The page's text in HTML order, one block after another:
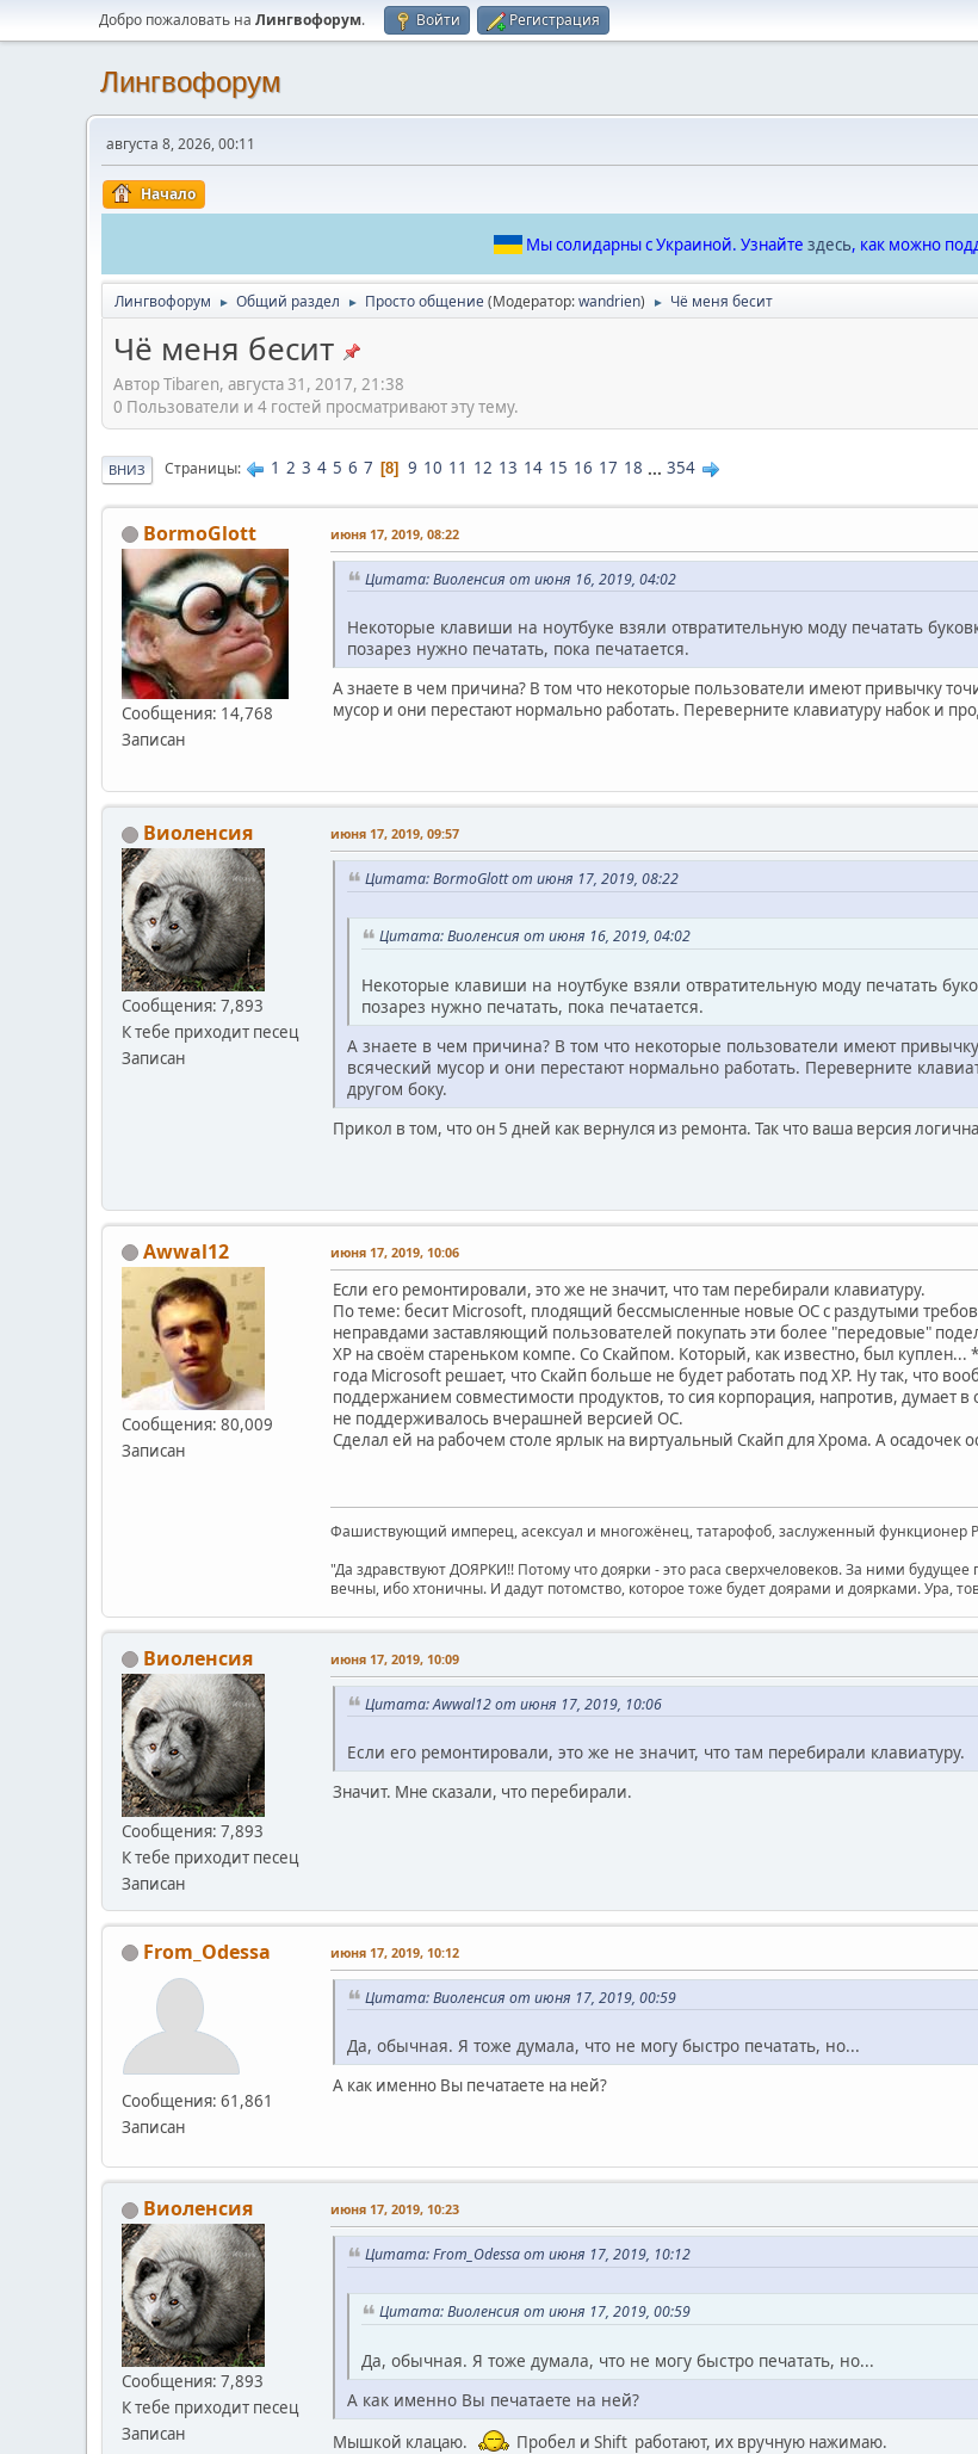
Добро пожаловать на Лингвофорум. Войти Регистрация
Лингвофорум
августа 8, 2026, 00:11
Начало
Мы солидарны с Украиной. Узнайте здесь, как можно
Лингвофорум ► Общий раздел ► Просто общение(Модератор:wandrien) ► Чё меня бесит
Чё меня бесит
Автор Tibaren, августа 31, 2017, 21:38
0 Пользователи и 4 гостей просматривают эту тему.
ВНИЗ Страницы 1 2 3 4 5 6 7 8 9 10 11 12 13 14 15 16 17 18 ... 354
BormoGlott
Сообщения: 14,768
Записан
июня 17, 2019, 08:22
Цитата: Виоленсия от июня 16, 2019, 04:02
Некоторые клавиши на ноутбуке взяли отвратительную моду печатать
позарез нужно печатать, пока печатается.
А знаете в чем причина? В том что некоторые пользователи имеют привычку
мусор и они перестают нормально работать. Переверните клавиатуру набок и
Виоленсия
Сообщения: 7,893
К тебе приходит песец
Записан
июня 17, 2019, 09:57
Цитата: BormoGlott от июня 17, 2019, 08:22
Цитата: Виоленсия от июня 16, 2019, 04:02
Некоторые клавиши на ноутбуке взяли отвратительную моду печатать
позарез нужно печатать, пока печатается.
А знаете в чем причина? В том что некоторые пользователи имеют
всяческий мусор и они перестают нормально работать. Переверните
другом боку.
Прикол в том, что он 5 дней как вернулся из ремонта. Так что ваша версия
Awwal12
Сообщения: 80,009
Записан
июня 17, 2019, 10:06
Если его ремонтировали, это же не значит, что там перебирали клавиатуру.
По теме: бесит Microsoft, плодящий бессмысленные новые ОС с раздутыми
неправдами заставляющий пользователей покупать эти более "передовые"
XP на своём стареньком компе. Со Скайпом. Который, как известно, был
года Microsoft решает, что Скайп больше не будет работать под XP. Ну так, что
поддержанием совместимости продуктов, то сия корпорация, напротив, думает
не поддерживалось вчерашней версией ОС.
Сделал ей на рабочем столе ярлык на виртуальный Скайп для Хрома. А осадочек
Фашиствующий имперец, асексуал и многожёнец, татарофоб, заслуженный
"Да здравствуют ДОЯРКИ!! Потому что доярки - это раса сверхчеловеков. За ними
вечны, ибо хтоничны. И дадут потомство, которое тоже будет доярами и доярками. Ура,
Виоленсия
Сообщения: 7,893
К тебе приходит песец
Записан
июня 17, 2019, 10:09
Цитата: Awwal12 от июня 17, 2019, 10:06
Если его ремонтировали, это же не значит, что там перебирали клавиатуру.
Значит. Мне сказали, что перебирали.
From_Odessa
Сообщения: 61,861
Записан
июня 17, 2019, 10:12
Цитата: Виоленсия от июня 17, 2019, 00:59
Да, обычная. Я тоже думала, что не могу быстро печатать, но...
А как именно Вы печатаете на ней?
Виоленсия
Сообщения: 7,893
К тебе приходит песец
Записан
июня 17, 2019, 10:23
Цитата: From_Odessa от июня 17, 2019, 10:12
Цитата: Виоленсия от июня 17, 2019, 00:59
Да, обычная. Я тоже думала, что не могу быстро печатать, но...
А как именно Вы печатаете на ней?
Мышкой клацаю. Пробел и Shift работают, их вручную нажимаю.